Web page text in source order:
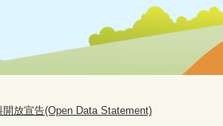
放宣告(Open Data Statement)